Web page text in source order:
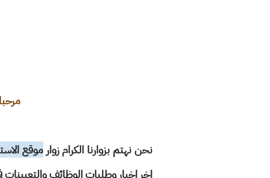
نحن نهتم بزوارنا الكرام زوارموقع
اخر اخبار وطلبات الوظائف